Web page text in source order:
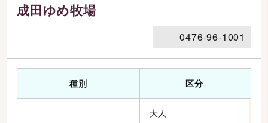
成田ゆめ牧場
0476-96-1001
種別 区分
大人